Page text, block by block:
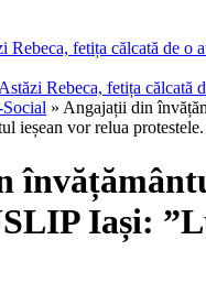
Rebeca, fetița
» Angajații din
Iași: